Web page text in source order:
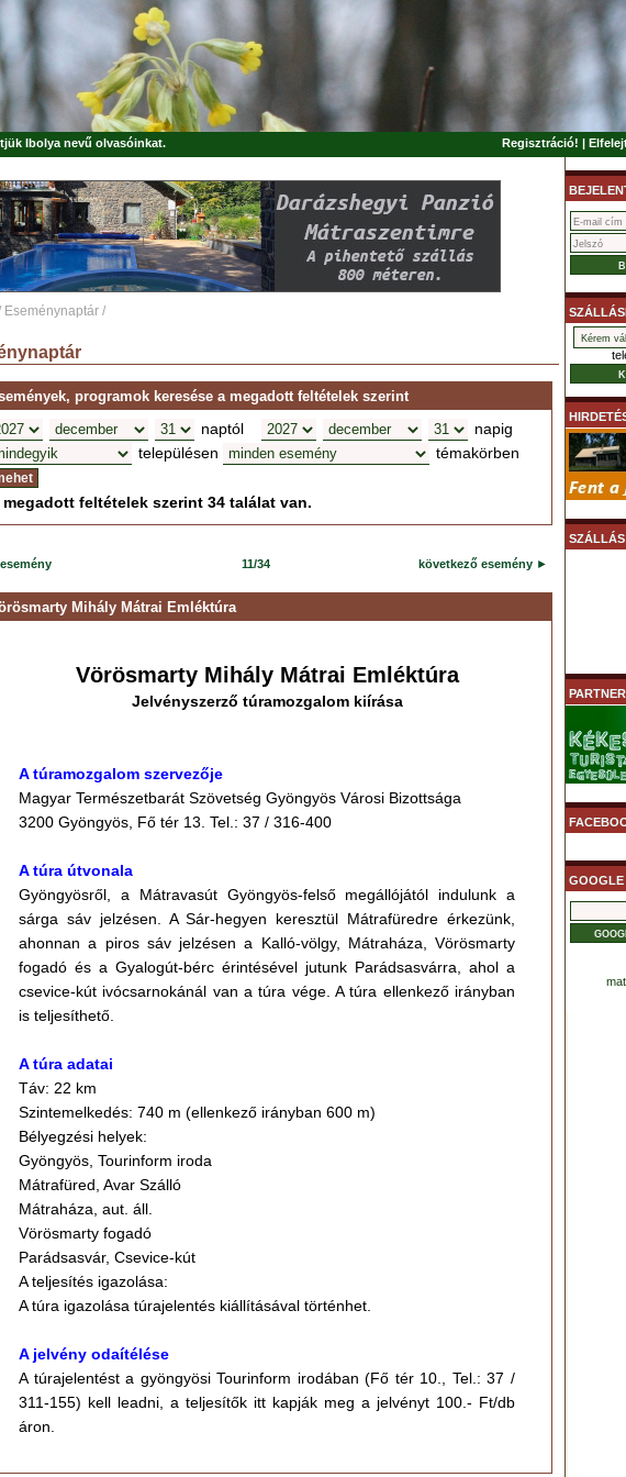
Ibolya nevű olvasóinkat. Regisztráció! |
Eseménynaptár /
programok keresése a megadott feltételek szerint
naptól
napig
településen
témakörben
megadott feltételek szerint 34 találat van.
11/34 következő esemény ►
Mihály Mátrai Emléktúra
Vörösmarty Mihály Mátrai Emléktúra
Jelvényszerző túramozgalom kiírása
A túramozgalom szervezője
Magyar Természetbarát Szövetség Gyöngyös Városi Bizottsága
3200 Gyöngyös, Fő tér 13. Tel.: 37 / 316-400
A túra útvonala
Gyöngyösről, a Mátravasút Gyöngyös-felső megállójától indulunk a
sárga sáv jelzésen. A Sár-hegyen keresztül Mátrafüredre érkezünk,
ahonnan a piros sáv jelzésen a Kalló-völgy, Mátraháza, Vörösmarty
fogadó és a Gyalogút-bérc érintésével jutunk Parádsasvárra, ahol a
csevice-kút ivócsarnokánál van a túra vége. A túra ellenkező irányban
is teljesíthető.
A túra adatai
Táv: 22 km
Szintemelkedés: 740 m (ellenkező irányban 600 m)
Bélyegzési helyek:
Gyöngyös, Tourinform iroda
Mátrafüred, Avar Szálló
Mátraháza, aut. áll.
Vörösmarty fogadó
Parádsasvár, Csevice-kút
A teljesítés igazolása:
A túra igazolása túrajelentés kiállításával történhet.
A jelvény odaítélése
A túrajelentést a gyöngyösi Tourinform irodában (Fő tér 10., Tel.: 37 /
311-155) kell leadni, a teljesítők itt kapják meg a jelvényt 100.- Ft/db
áron.
PARTNER
GOOGLE